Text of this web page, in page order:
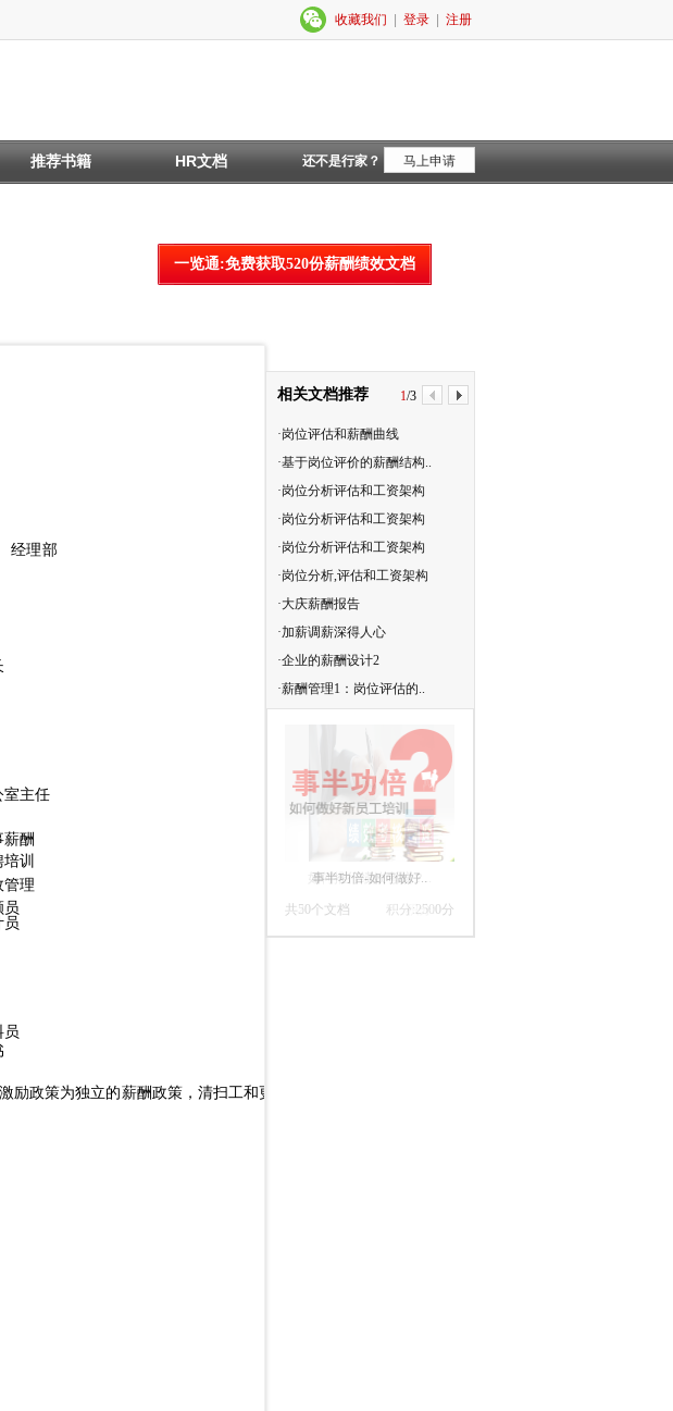
收藏我们 登录 注册
推荐书籍 HR文档 还不是行家？ 马上申请
一览通:免费获取520份薪酬绩效文档
相关文档推荐 1/3
·岗位评估和薪酬曲线
·基于岗位评价的薪酬结构..
·岗位分析评估和工资架构
·岗位分析评估和工资架构
·岗位分析评估和工资架构
·岗位分析,评估和工资架构
·大庆薪酬报告
·加薪调薪深得人心
·企业的薪酬设计2
·薪酬管理1：岗位评估的..
如何推行绩效考核？..
共20个文档 积分:0分